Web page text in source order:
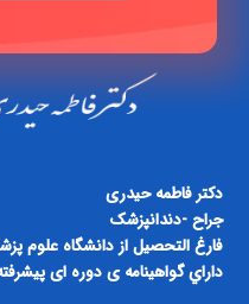
دكتر فاطمه حيدری
جراح -دندانپزشک
فارغ التحصيل از دانشگاه علوم
داراي گواهينامه ی دوره ای